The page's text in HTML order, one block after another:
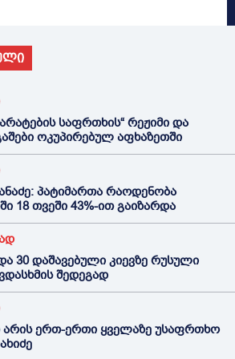
საფრთხის“ რეჟიმი და
ოკუპირებულ აფხაზეთში
პატიმართა რაოდენობა
18 თვეში 43%-ით გაიზარდა
30 დაშავებული კიევზე რუსული
შედეგად
ერთ-ერთი ყველაზე უსაფრთხო